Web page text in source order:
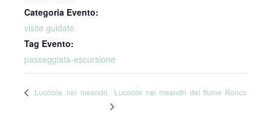
Categoria Evento:
visite guidate
Tag Evento:
passeggiata-escursione
Lucciole nei meandri Lucciole nei meandri del fiume Ronco